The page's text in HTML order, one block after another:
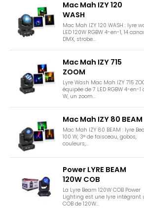
Mac Mah IZY 120
WASH
Mac Mah IZY 120 WASH : lyre
LED 120W RGBW 4-en-1, 14
DMX, strobe...
Mac Mah IZY 715
ZOOM
Lyre Wash Mac Mah IZY 715
équipée de 7 LED RGBW 4-en-1
W, un zoom...
Mac Mah IZY 80 BEAM
Mac Mah IZY 80 BEAM : lyre
100 W, 3° de faisceau, gobos,
couleurs,...
Power LYRE BEAM
120W COB
La Lyre Beam 120W COB Power
Lighting est une lyre intégrant
COB de 120W...